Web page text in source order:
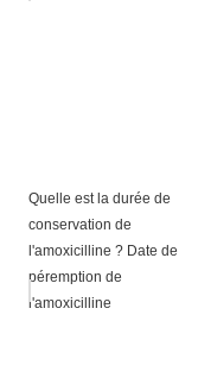
Quelle est la durée de
conservation de
l'amoxicilline ? Date de
péremption de
l'amoxicilline